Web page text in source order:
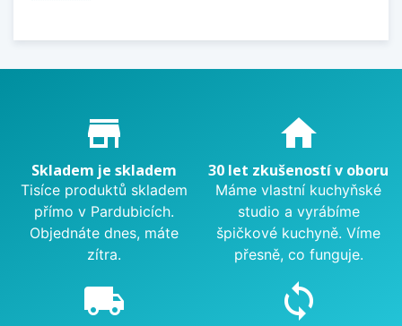
Proč nakupovat u nás?
store_mall_directory
Skladem je skladem
Tisíce produktů skladem
přímo v Pardubicích.
Objednáte dnes, máte
zítra.
home
30 let zkušeností v oboru
Máme vlastní kuchyňské
studio a vyrábíme
špičkové kuchyně. Víme
přesně, co funguje.
local_shipping sync